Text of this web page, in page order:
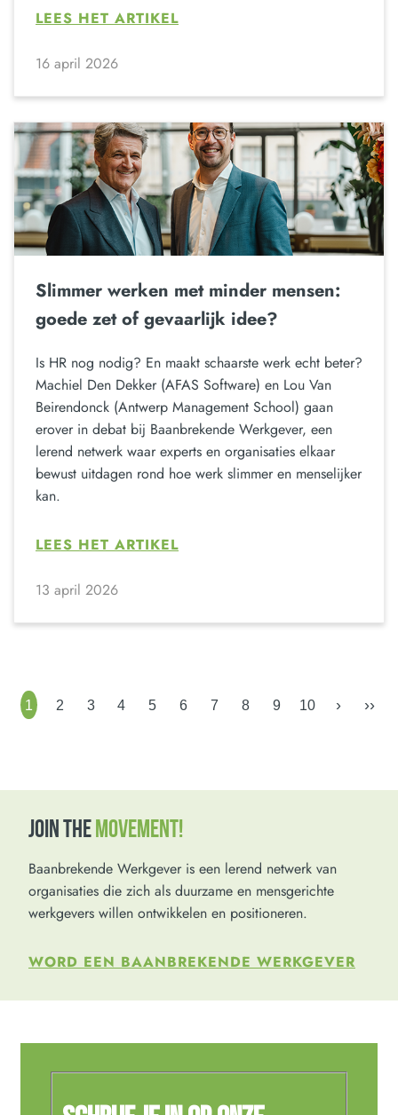
LEES HET ARTIKEL
16 april 2026
Slimmer werken met minder mensen:
goede zet of gevaarlijk idee?
Is HR nog nodig? En maakt schaarste werk echt beter?
Machiel Den Dekker (AFAS Software) en Lou Van
Beirendonck (Antwerp Management School) gaan
erover in debat bij Baanbrekende Werkgever, een
lerend netwerk waar experts en organisaties elkaar
bewust uitdagen rond hoe werk slimmer en menselijker
kan.
LEES HET ARTIKEL
13 april 2026
1 2 3 4 5 6 7 8 9 10 › ››
JOIN THEMOVEMENT!
Baanbrekende Werkgever is een lerend netwerk van
organisaties die zich als duurzame en mensgerichte
werkgevers willen ontwikkelen en positioneren.
WORD EEN BAANBREKENDE WERKGEVER